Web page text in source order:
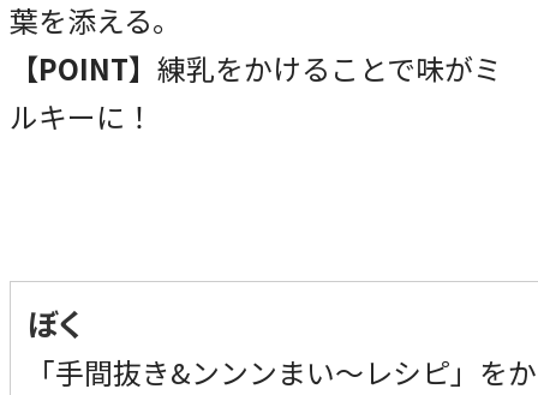
葉を添える。
【POINT】 練乳をかけることで味がミ
ルキーに！
ぼく
「手間抜き&ンンンまい～レシピ」をか